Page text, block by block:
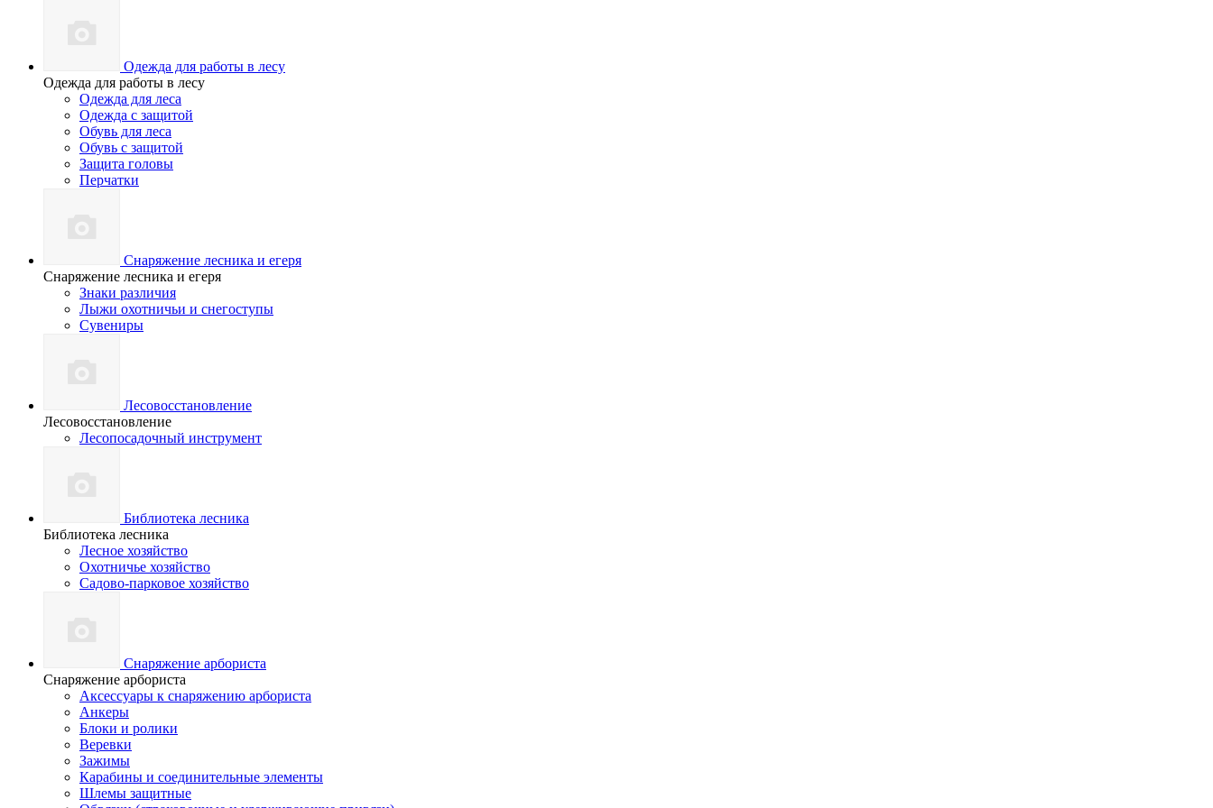
Одежда для работы в лесу
Одежда для работы в лесу
Одежда для леса
Одежда с защитой
Обувь для леса
Обувь с защитой
Защита головы
Перчатки
Снаряжение лесника и егеря
Снаряжение лесника и егеря
Знаки различия
Лыжи охотничьи и снегоступы
Сувениры
Лесовосстановление
Лесовосстановление
Лесопосадочный инструмент
Библиотека лесника
Библиотека лесника
Лесное хозяйство
Охотничье хозяйство
Садово-парковое хозяйство
Снаряжение арбориста
Снаряжение арбориста
Аксессуары к снаряжению арбориста
Анкеры
Блоки и ролики
Веревки
Зажимы
Карабины и соединительные элементы
Шлемы защитные